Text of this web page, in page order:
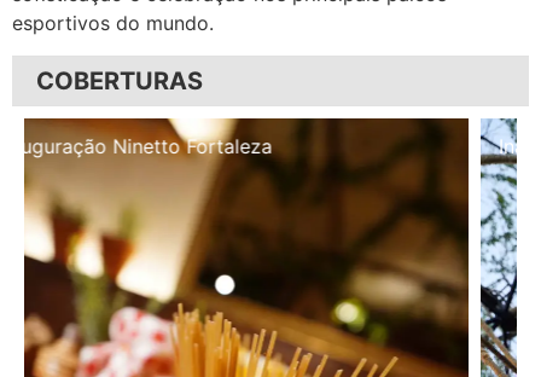
esportivos do mundo.
COBERTURAS
Inauguração Illa Café